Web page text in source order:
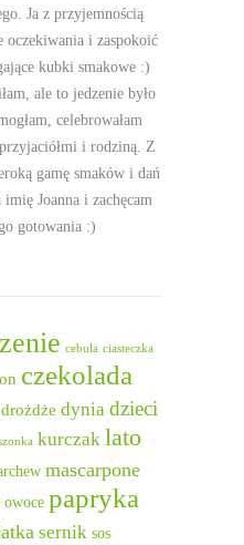
Ja z przyjemnością
oczekiwania i zaspokoić
kubki smakowe :)
ale to jedzenie było
celebrowałam
i rodziną. Z
gamę smaków i dań
Joanna i zachęcam
gotowania :)
cebula ciasteczka
czekolada
drożdże dynia dzieci
kurczak lato
mascarpone
owoce papryka
sernik sos